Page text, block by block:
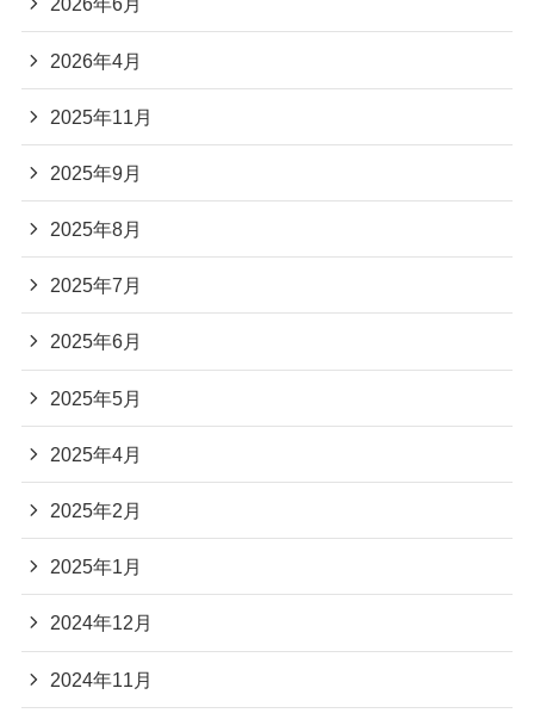
2026年4月
2025年11月
2025年9月
2025年8月
2025年7月
2025年6月
2025年5月
2025年4月
2025年2月
2025年1月
2024年12月
2024年11月